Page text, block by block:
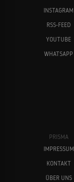
INSTAGRAM
RSS-FEED
YOUTUBE
WHATSAPP
PRISMA
IMPRESSUM
KONTAKT
ÜBER UNS